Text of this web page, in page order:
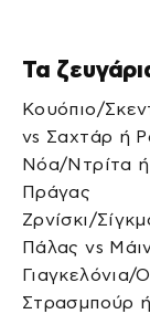
Τα
Κουόπιο/
vs Σαχτάρ ή
Νόα/Ντρίτα
Πράγας
Ζρνίσκι/
Πάλας vs
Γιαγκελόνια/
Στρασμπούρ